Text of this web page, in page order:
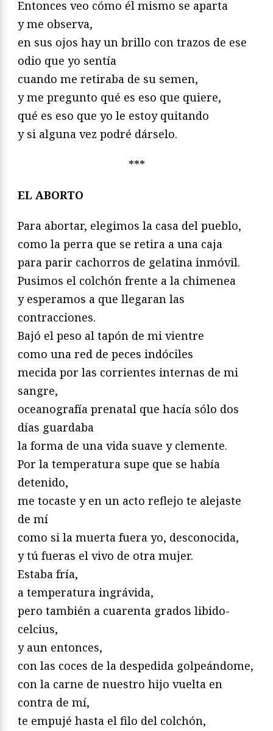
Entonces veo cómo él mismo se aparta
y me observa,
en sus ojos hay un brillo con trazos de ese
odio que yo sentía
cuando me retiraba de su semen,
y me pregunto qué es eso que quiere,
qué es eso que yo le estoy quitando
y si alguna vez podré dárselo.
***
EL ABORTO
Para abortar, elegimos la casa del pueblo,
como la perra que se retira a una caja
para parir cachorros de gelatina inmóvil.
Pusimos el colchón frente a la chimenea
y esperamos a que llegaran las
contracciones.
Bajó el peso al tapón de mi vientre
como una red de peces indóciles
mecida por las corrientes internas de mi
sangre,
oceanografía prenatal que hacía sólo dos
días guardaba
la forma de una vida suave y clemente.
Por la temperatura supe que se había
detenido,
me tocaste y en un acto reflejo te alejaste
de mí
como si la muerta fuera yo, desconocida,
y tú fueras el vivo de otra mujer.
Estaba fría,
a temperatura ingrávida,
pero también a cuarenta grados libido-
celcius,
y aun entonces,
con las coces de la despedida golpeándome,
con la carne de nuestro hijo vuelta en
contra de mí,
te empujé hasta el filo del colchón,